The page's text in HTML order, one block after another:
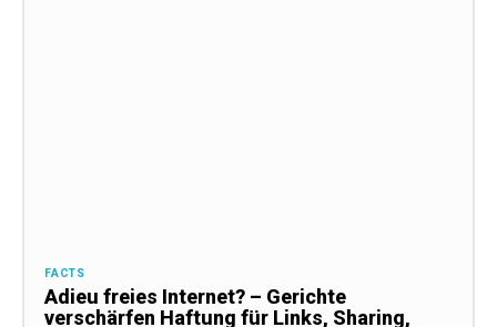
FACTS
Adieu freies Internet? – Gerichte
verschärfen Haftung für Links, Sharing,